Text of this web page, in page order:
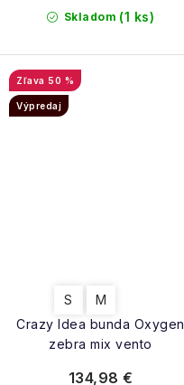
Skladom (1 ks)
Crazy Idea bunda Oxygen
zebra mix vento
50 %
Výpredaj
S M
134,98 €